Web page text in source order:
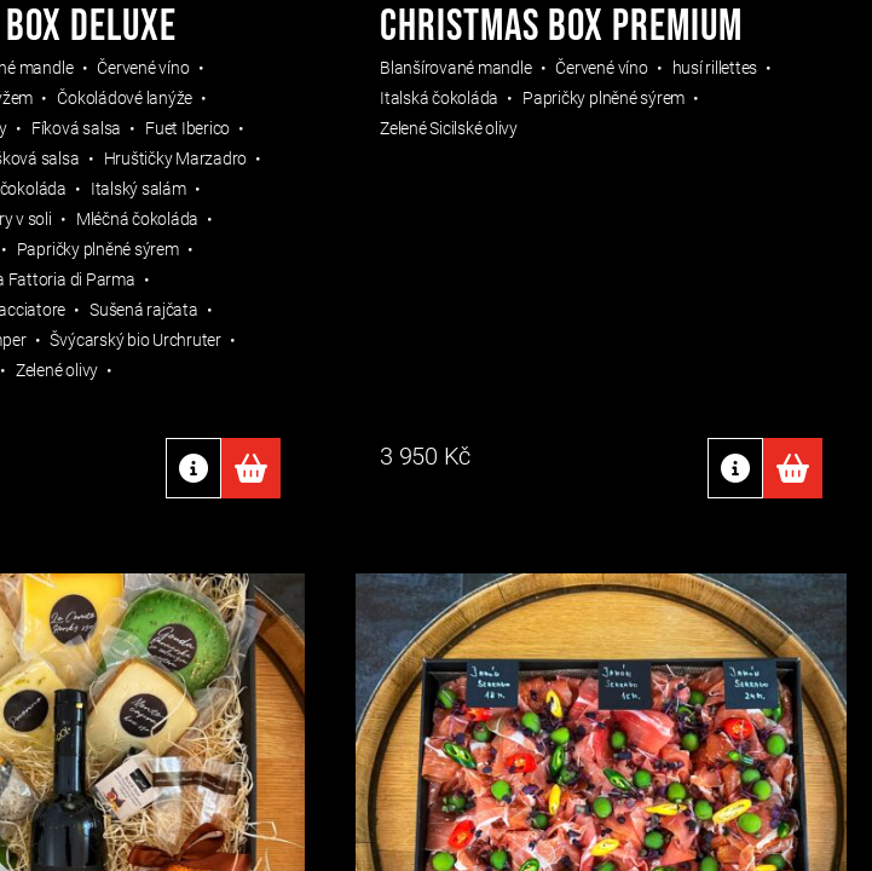
DELUXE
mandle
Červené víno
Čokoládové lanýže
Fíková salsa
Fuet Iberico
salsa
Hruštičky Marzadro
Italský salám
v soli
Mléčná čokoláda
Papričky plněné sýrem
Fattoria di Parma
Sušená rajčata
Švýcarský bio Urchruter
Zelené olivy
CHRISTMAS BOX PREMIUM
Blanšírované mandle Červené víno
husí rillettes
Italská čokoláda
Papričky plněné sýrem
Zelené Sicilské olivy
3 950 Kč